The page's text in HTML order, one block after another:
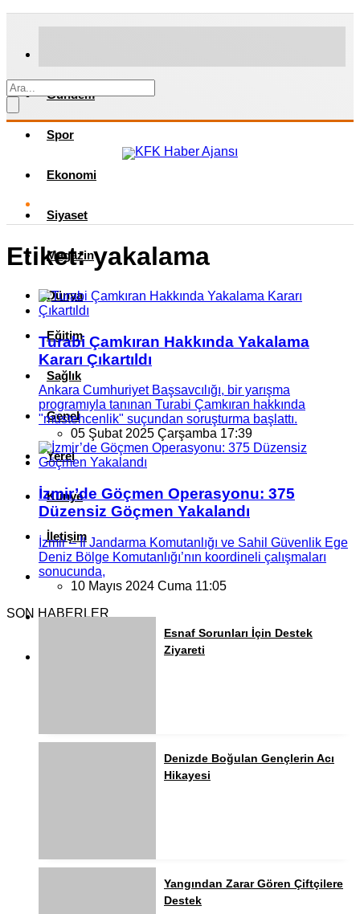
Gündem
Spor
Ekonomi
Siyaset
Magazin
Dünya
Eğitim
Sağlık
Genel
Yerel
Künye
İletişim
Etiket:yakalama
Turabi Çamkıran Hakkında Yakalama
Kararı Çıkartıldı
Ankara Cumhuriyet Başsavcılığı, bir yarışma
programıyla tanınan Turabi Çamkıran hakkında
"müstehcenlik" suçundan soruşturma başlattı.
05 Şubat 2025 Çarşamba 17:39
İzmir’de Göçmen Operasyonu: 375
Düzensiz Göçmen Yakalandı
İzmir – İl Jandarma Komutanlığı ve Sahil Güvenlik Ege
Deniz Bölge Komutanlığı’nın koordineli çalışmaları
sonucunda,
10 Mayıs 2024 Cuma 11:05
SON HABERLER
Esnaf Sorunları İçin Destek
Ziyareti
Denizde Boğulan Gençlerin Acı
Hikayesi
Yangından Zarar Gören Çiftçilere
Destek